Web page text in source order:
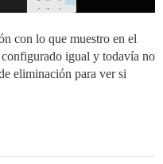
con lo que muestro en el
configurado igual y todavía no
eliminación para ver si